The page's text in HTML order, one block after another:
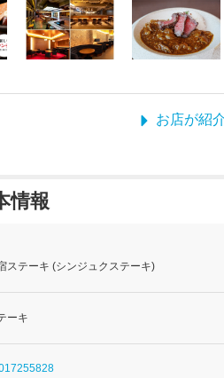
お店が紹
情報
ステーキ (シンジュクステーキ)
ーキ